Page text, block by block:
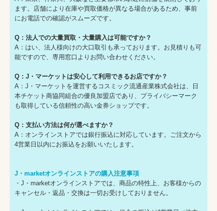
ます。店舗により在庫や買取価格が異なる場合があるため、事前
にお電話での確認がスムーズです。
Q：法人での大量買取・大量購入は可能ですか？
A：はい、法人様向けの大口取引も承っております。お見積りも可
能ですので、専用窓口よりお問い合わせください。
Q：J・マーケットは安心して利用できるお店ですか？
A：J・マーケットを運営するコスミック流通産業株式会社は、日
本チケット商協同組合の優良加盟店であり、プライバシーマーク
も取得している信頼性の高い金券ショップです。
Q：支払い方法は何が選べますか？
A：オンラインストアでは銀行振込に対応しています。ご注文から
4営業日以内にお振込をお願いいたします。
J・marketオンラインストアの購入注意事項
・J・marketオンラインストアでは、商品の特性上、お客様からの
キャンセル・返品・交換は一切お受けしておりません。